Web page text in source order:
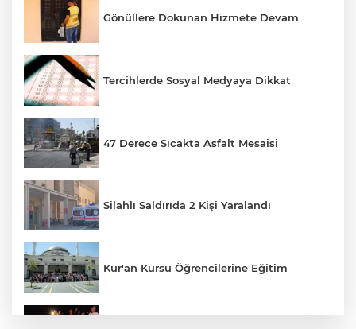
Gönüllere Dokunan Hizmete Devam
Tercihlerde Sosyal Medyaya Dikkat
47 Derece Sıcakta Asfalt Mesaisi
Silahlı Saldırıda 2 Kişi Yaralandı
Kur'an Kursu Öğrencilerine Eğitim